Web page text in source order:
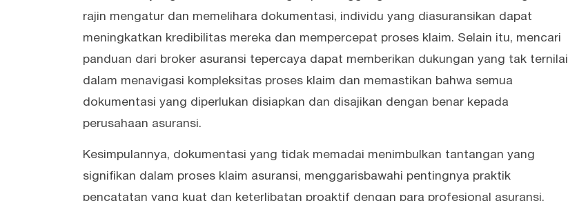
rajin mengatur dan memelihara dokumentasi, individu yang diasuransikan dapat
meningkatkan kredibilitas mereka dan mempercepat proses klaim. Selain itu, mencari
panduan dari broker asuransi tepercaya dapat memberikan dukungan yang tak ternilai
dalam menavigasi kompleksitas proses klaim dan memastikan bahwa semua
dokumentasi yang diperlukan disiapkan dan disajikan dengan benar kepada
perusahaan asuransi.
Kesimpulannya, dokumentasi yang tidak memadai menimbulkan tantangan yang
signifikan dalam proses klaim asuransi, menggarisbawahi pentingnya praktik
pencatatan yang kuat dan keterlibatan proaktif dengan para profesional asuransi.